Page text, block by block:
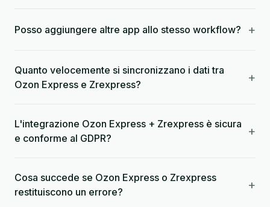
Posso aggiungere altre app allo stesso workflow? +
Quanto velocemente si sincronizzano i dati tra
Ozon Express e Zrexpress?
+
L'integrazione Ozon Express + Zrexpress è sicura
e conforme al GDPR?
+
Cosa succede se Ozon Express o Zrexpress
restituiscono un errore?
+